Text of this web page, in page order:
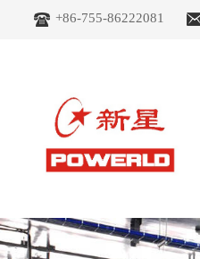
+86-755-86222081